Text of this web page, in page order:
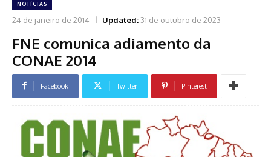
NOTÍCIAS
24 de janeiro de 2014 Updated: 31 de outubro de 2023
FNE comunica adiamento da
CONAE 2014
Facebook Twitter Pinterest